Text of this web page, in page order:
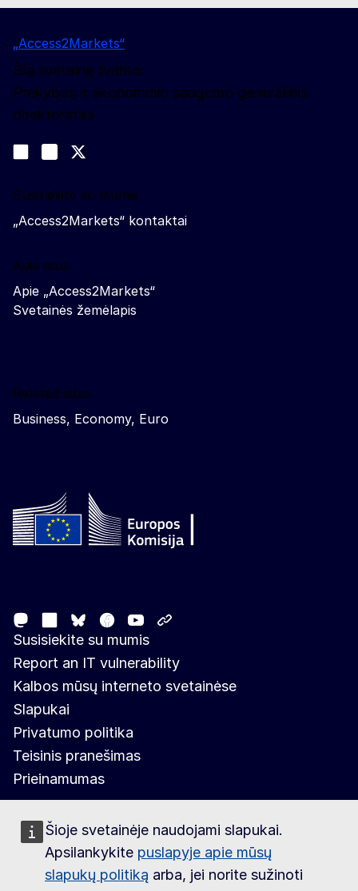
Šioje svetainėje naudojami slapukai.
Apsilankykite puslapyje apie mūsų
slapukų politiką arba, jei norite sužinoti
„Access2Markets“
Šią svetainę tvarko:
Prekybos ir ekonominio saugumo generalinis
direktoratas
Join us on LinkedIn
Trade-Off podcast
Susisiekite su mumis
„Access2Markets“ kontaktai
Apie mus
Apie „Access2Markets“
Svetainės žemėlapis
Related sites
Business, Economy, Euro
MastodonLinkedIn
Bluesky
Facebook
Youtube
Susisiekite su mumis
Report an IT vulnerability
Kalbos mūsų interneto svetainėse
Slapukai
Privatumo politika
Teisinis pranešimas
Prieinamumas